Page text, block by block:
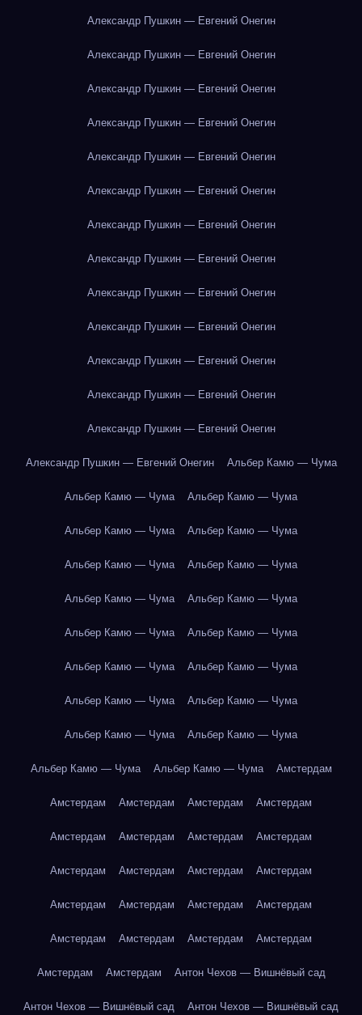
Александр Пушкин — Евгений Онегин
Александр Пушкин — Евгений Онегин
Александр Пушкин — Евгений Онегин
Александр Пушкин — Евгений Онегин
Александр Пушкин — Евгений Онегин
Александр Пушкин — Евгений Онегин
Александр Пушкин — Евгений Онегин
Александр Пушкин — Евгений Онегин
Александр Пушкин — Евгений Онегин
Александр Пушкин — Евгений Онегин
Александр Пушкин — Евгений Онегин
Александр Пушкин — Евгений Онегин
Александр Пушкин — Евгений Онегин
Александр Пушкин — Евгений Онегин Альбер Камю — Чума
Альбер Камю — Чума Альбер Камю — Чума
Альбер Камю — Чума Альбер Камю — Чума
Альбер Камю — Чума Альбер Камю — Чума
Альбер Камю — Чума Альбер Камю — Чума
Альбер Камю — Чума Альбер Камю — Чума
Альбер Камю — Чума Альбер Камю — Чума
Альбер Камю — Чума Альбер Камю — Чума
Альбер Камю — Чума Альбер Камю — Чума
Альбер Камю — Чума Альбер Камю — Чума Амстердам
Амстердам Амстердам Амстердам Амстердам
Амстердам Амстердам Амстердам Амстердам
Амстердам Амстердам Амстердам Амстердам
Амстердам Амстердам Амстердам Амстердам
Амстердам Амстердам Амстердам Амстердам
Амстердам Амстердам Антон Чехов — Вишнёвый сад
Антон Чехов — Вишнёвый сад Антон Чехов — Вишнёвый сад